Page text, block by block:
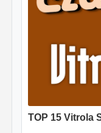
TOP 15 Vitrola